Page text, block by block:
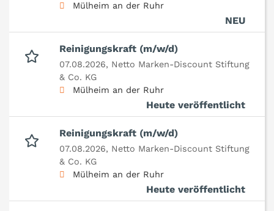
Mülheim an der Ruhr
NEU
Reinigungskraft (m/w/d)
07.08.2026, Netto Marken-Discount Stiftung
& Co. KG
Mülheim an der Ruhr
Heute veröffentlicht
Reinigungskraft (m/w/d)
07.08.2026, Netto Marken-Discount Stiftung
& Co. KG
Mülheim an der Ruhr
Heute veröffentlicht